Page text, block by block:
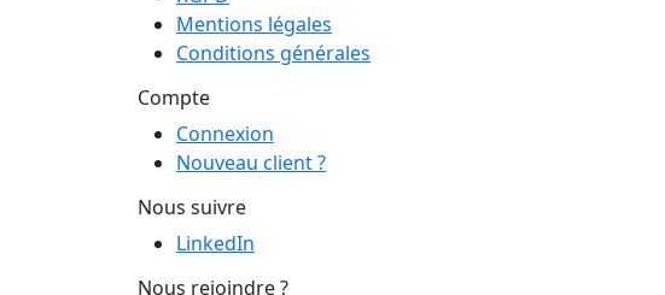
Mentions légales
Conditions générales
Compte
Connexion
Nouveau client ?
Nous suivre
LinkedIn
Nous rejoindre ?